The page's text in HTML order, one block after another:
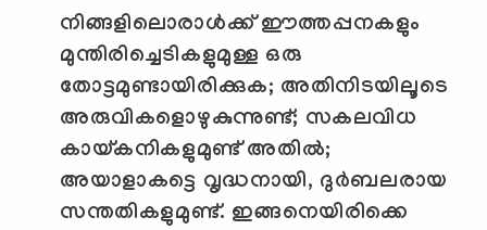
നിങ്ങളിലൊരാള്‍ക്ക് ഈത്തപ്പനകളും
മുന്തിരിച്ചെടികളുമുള്ള ഒരു
തോട്ടമുണ്ടായിരിക്കുക; അതിനിടയിലൂടെ
അരുവികളൊഴുകുന്നുണ്ട്; സകലവിധ
കായ്കനികളുമുണ്ട് അതില്‍;
അയാളാകട്ടെ വൃദ്ധനായി, ദുര്‍ബലരായ
സന്തതികളുമുണ്ട്. ഇങ്ങനെയിരിക്കെ